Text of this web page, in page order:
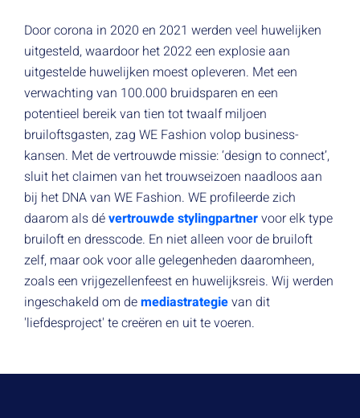
Door corona in 2020 en 2021 werden veel huwelijken
uitgesteld, waardoor het 2022 een explosie aan
uitgestelde huwelijken moest opleveren. Met een
verwachting van 100.000 bruidsparen en een
potentieel bereik van tien tot twaalf miljoen
bruiloftsgasten, zag WE Fashion volop business-
kansen. Met de vertrouwde missie: ‘design to connect’,
sluit het claimen van het trouwseizoen naadloos aan
bij het DNA van WE Fashion. WE profileerde zich
daarom als dévertrouwde stylingpartnervoor elk type
bruiloft en dresscode. En niet alleen voor de bruiloft
zelf, maar ook voor alle gelegenheden daaromheen,
zoals een vrijgezellenfeest en huwelijksreis. Wij werden
ingeschakeld om demediastrategievan dit
'liefdesproject' te creëren en uit te voeren.